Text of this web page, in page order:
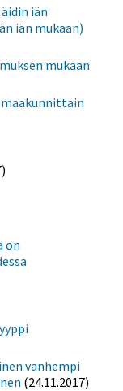
iän
iän mukaan)
mukaan
maakunnittain
on
vanhempi
(24.11.2017)